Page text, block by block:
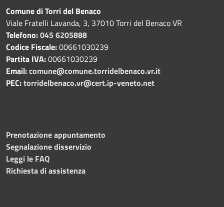
Comune di Torri del Benaco
Viale Fratelli Lavanda, 3, 37010 Torri del Benaco VR
Telefono:045 6205888
Codice Fiscale:00661030239
Partita IVA:00661030239
Email:comune@comune.torridelbenaco.vr.it
PEC:torridelbenaco.vr@cert.ip-veneto.net
Prenotazione appuntamento
Segnalazione disservizio
Leggi le FAQ
Richiesta di assistenza